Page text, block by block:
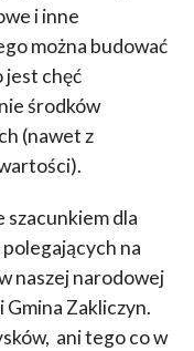
i inne
można budować
jest chęć
środków
(nawet z
szacunkiem dla
na
naszej narodowej
Zakliczyn.
ani tego co w